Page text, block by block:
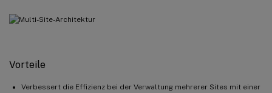
Vorteile
Verbessert die Effizienz bei der Verwaltung mehrerer Sites mit einer